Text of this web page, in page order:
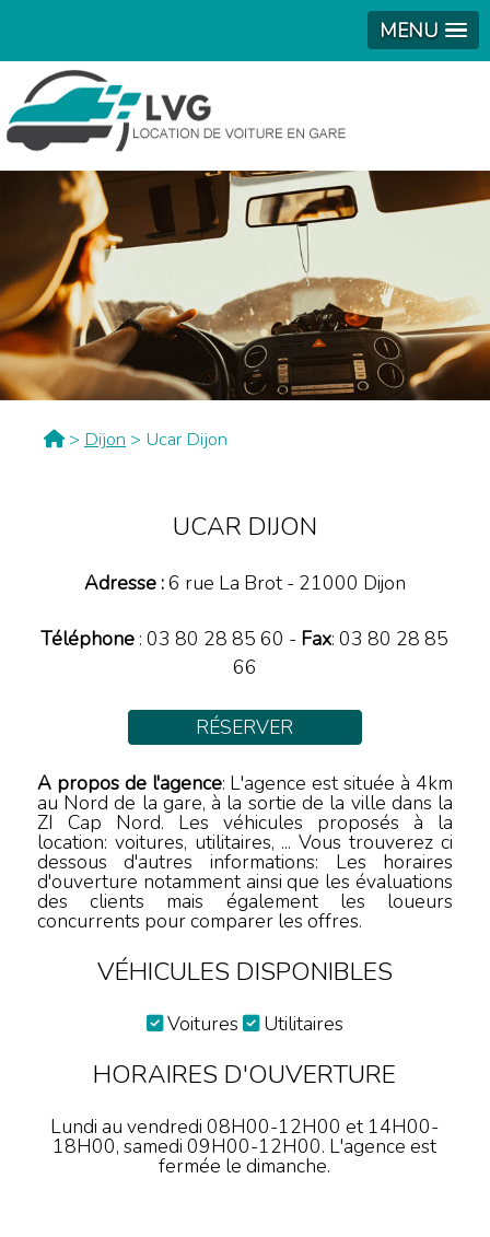
MENU
> Dijon > Ucar Dijon
UCAR DIJON
Adresse :6 rue La Brot- 21000 Dijon
Téléphone :03 80 28 85 60 - Fax: 03 80 28 85
66
RÉSERVER
A propos de l'agence: L'agence est située à 4km
au Nord de la gare, à la sortie de la ville dans la
ZI Cap Nord. Les véhicules proposés à la
location: voitures, utilitaires, ... Vous trouverez ci
dessous d'autres informations: Les horaires
d'ouverture notamment ainsi que les évaluations
des clients mais également les loueurs
concurrents pour comparer les offres.
VÉHICULES DISPONIBLES
Voitures Utilitaires
HORAIRES D'OUVERTURE
Lundi au vendredi 08H00-12H00 et 14H00-
18H00, samedi 09H00-12H00. L'agence est
fermée le dimanche.